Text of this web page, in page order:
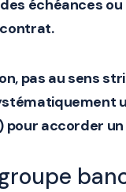
échéances
pas au sens
pour accorder